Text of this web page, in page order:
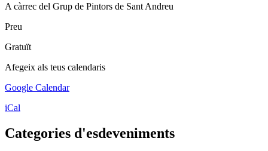
A càrrec del Grup de Pintors de Sant Andreu
Preu
Gratuït
Afegeix als teus calendaris
Google Calendar
iCal
Categories d'esdeveniments